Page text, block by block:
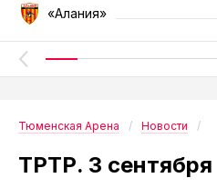
«Алания»
Тюменская Арена Новости
ТРТР. 3 сентября